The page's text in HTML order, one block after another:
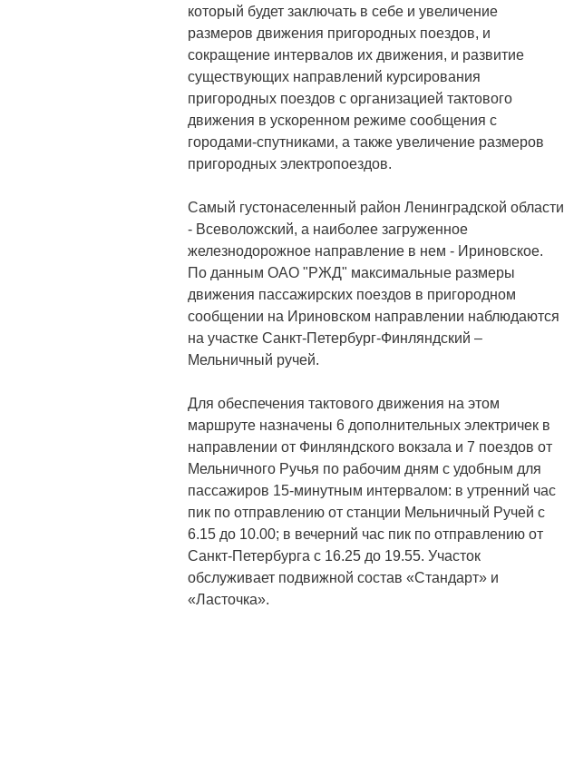
который будет заключать в себе и увеличение
размеров движения пригородных поездов, и
сокращение интервалов их движения, и развитие
существующих направлений курсирования
пригородных поездов с организацией тактового
движения в ускоренном режиме сообщения с
городами-спутниками, а также увеличение размеров
пригородных электропоездов.
Самый густонаселенный район Ленинградской области
- Всеволожский, а наиболее загруженное
железнодорожное направление в нем - Ириновское.
По данным ОАО "РЖД" максимальные размеры
движения пассажирских поездов в пригородном
сообщении на Ириновском направлении наблюдаются
на участке Санкт-Петербург-Финляндский –
Мельничный ручей.
Для обеспечения тактового движения на этом
маршруте назначены 6 дополнительных электричек в
направлении от Финляндского вокзала и 7 поездов от
Мельничного Ручья по рабочим дням с удобным для
пассажиров 15-минутным интервалом: в утренний час
пик по отправлению от станции Мельничный Ручей с
6.15 до 10.00; в вечерний час пик по отправлению от
Санкт-Петербурга с 16.25 до 19.55. Участок
обслуживает подвижной состав «Стандарт» и
«Ласточка».